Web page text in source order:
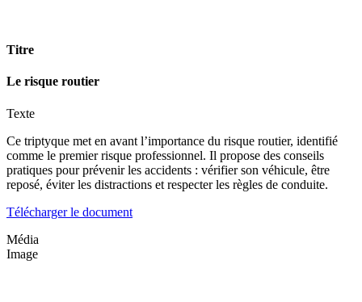
Titre
Le risque routier
Texte
Ce triptyque met en avant l’importance du risque routier, identifié
comme le premier risque professionnel. Il propose des conseils
pratiques pour prévenir les accidents : vérifier son véhicule, être
reposé, éviter les distractions et respecter les règles de conduite.
Télécharger le document
Média
Image